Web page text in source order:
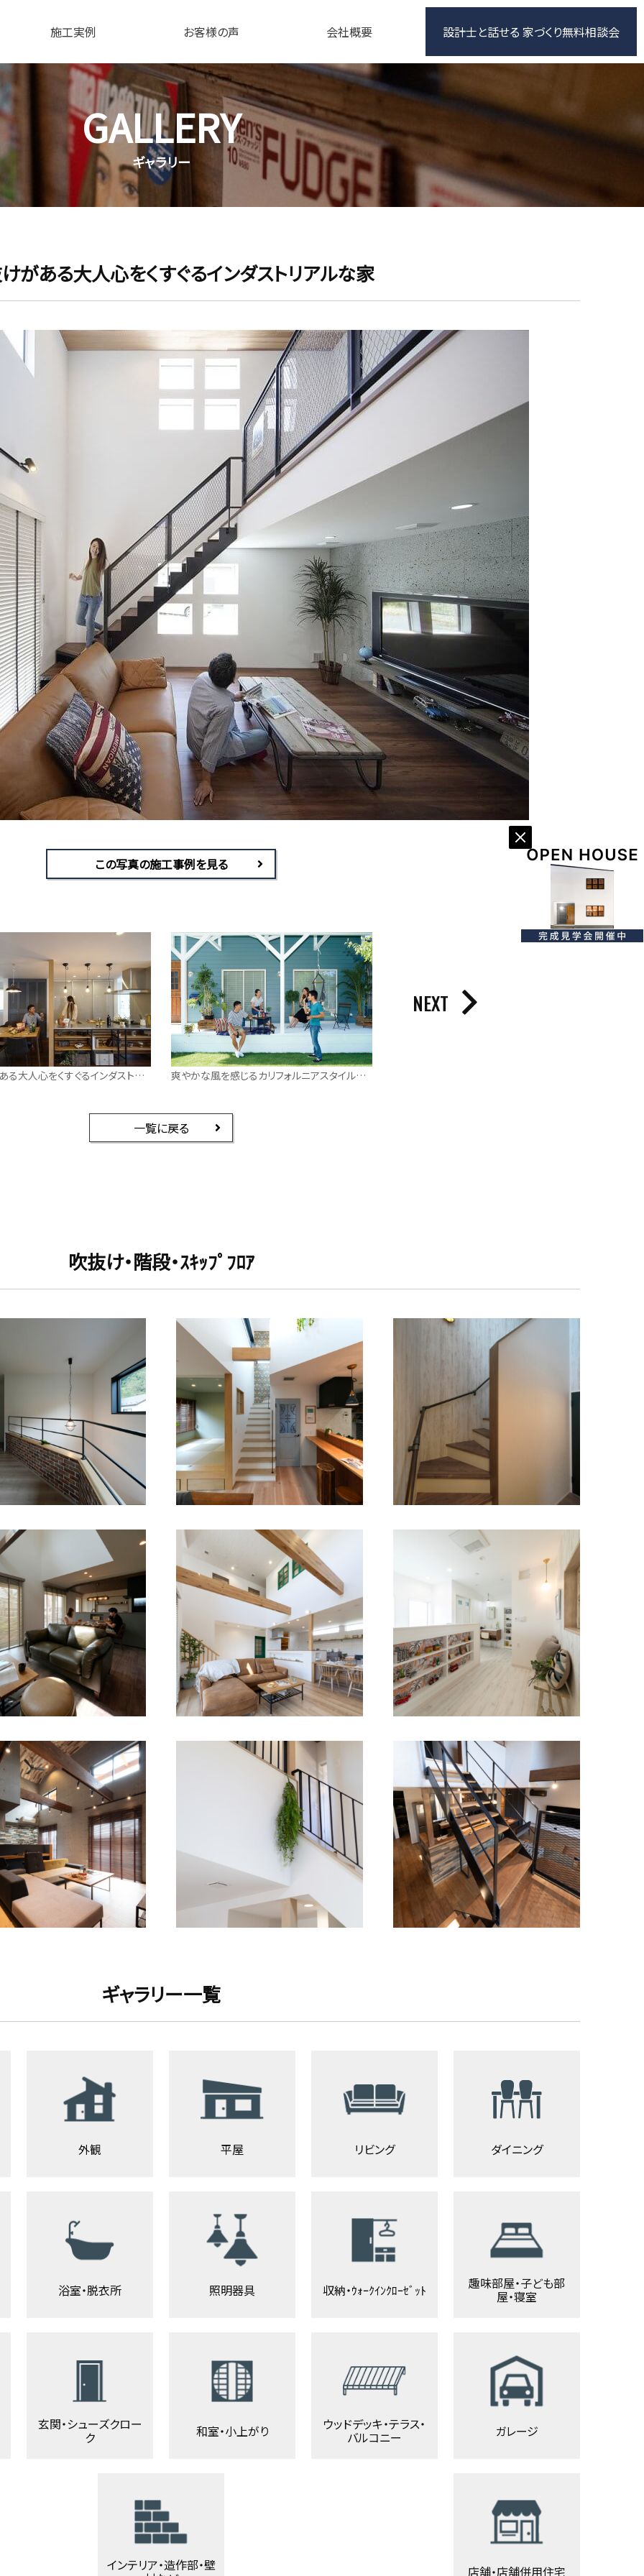
施工実例 お客様の声 会社概要 設計士と話せる 家づくり無料相談会
GALLERY
ギャラリー
がある大人心をくすぐるインダストリアルな家
この写真の施工事例を見る
吹き抜けがある大人心をくすぐるインダストリアルな家 爽やかな風を感じるカリフォルニアスタイルの家
NEXT
一覧に戻る
吹抜け・階段・ｽｷｯﾌﾟﾌﾛｱ
ギャラリー一覧
外観 平屋 リビング ダイニング
浴室・脱衣所 照明器具 収納・ｳｫｰｸｲﾝｸﾛｰｾﾞｯﾄ 趣味部屋・子ども部
屋・寝室
玄関・シューズクロー
ク 和室・小上がり ウッドデッキ・テラス・
バルコニー ガレージ
インテリア・造作部・壁 店舗・店舗併用住宅